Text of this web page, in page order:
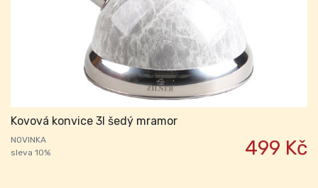
Kovová konvice 3l šedý mramor
NOVINKA
sleva 10%
499 Kč